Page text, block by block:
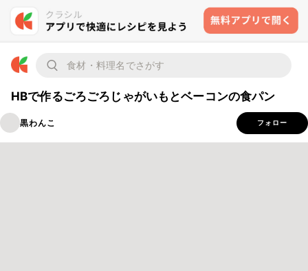
HBで作るごろごろじゃがいもとベーコンの食パン
黒わんこ フォロー